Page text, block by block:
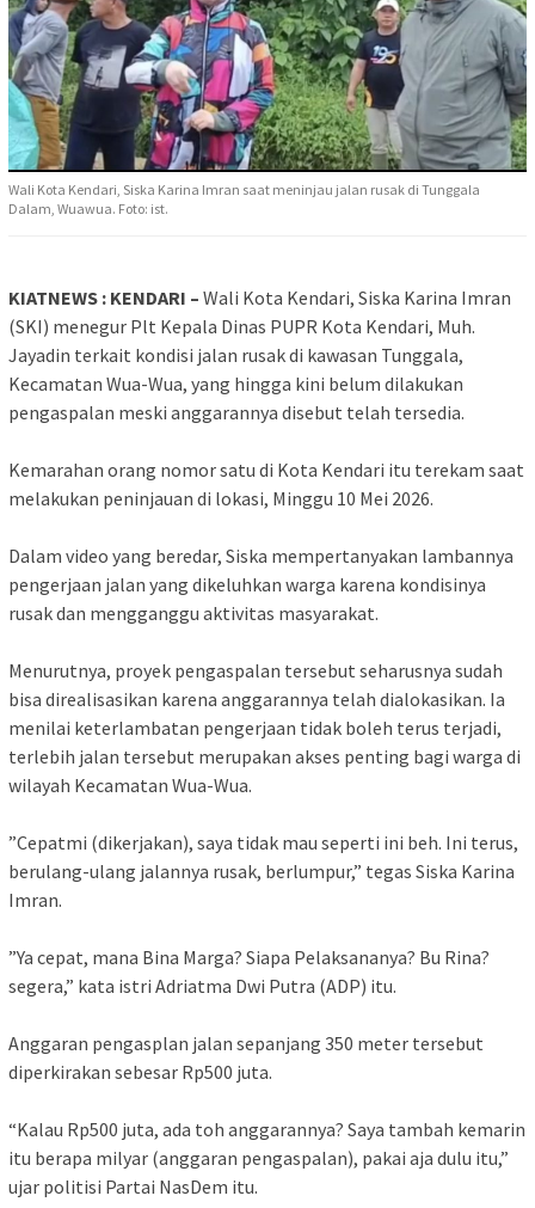
Wali Kota Kendari, Siska Karina Imran saat meninjau jalan rusak di Tunggala
Dalam, Wuawua. Foto: ist.
KIATNEWS : KENDARI – Wali Kota Kendari, Siska Karina Imran
(SKI) menegur Plt Kepala Dinas PUPR Kota Kendari, Muh.
Jayadin terkait kondisi jalan rusak di kawasan Tunggala,
Kecamatan Wua-Wua, yang hingga kini belum dilakukan
pengaspalan meski anggarannya disebut telah tersedia.
‎Kemarahan orang nomor satu di Kota Kendari itu terekam saat
melakukan peninjauan di lokasi, Minggu 10 Mei 2026.
‎Dalam video yang beredar, Siska mempertanyakan lambannya
pengerjaan jalan yang dikeluhkan warga karena kondisinya
rusak dan mengganggu aktivitas masyarakat.
Menurutnya, proyek pengaspalan tersebut seharusnya sudah
bisa direalisasikan karena anggarannya telah dialokasikan. Ia
menilai keterlambatan pengerjaan tidak boleh terus terjadi,
terlebih jalan tersebut merupakan akses penting bagi warga di
wilayah Kecamatan Wua-Wua.
‎”Cepatmi (dikerjakan), saya tidak mau seperti ini beh. Ini terus,
berulang-ulang jalannya rusak, berlumpur,” tegas Siska Karina
Imran.
‎”Ya cepat, mana Bina Marga? Siapa Pelaksananya? Bu Rina?
segera,” kata istri Adriatma Dwi Putra (ADP) itu.
‎Anggaran pengasplan jalan sepanjang 350 meter tersebut
diperkirakan sebesar Rp500 juta.
‎“Kalau Rp500 juta, ada toh anggarannya? Saya tambah kemarin
itu berapa milyar (anggaran pengaspalan), pakai aja dulu itu,”
ujar politisi Partai NasDem itu.